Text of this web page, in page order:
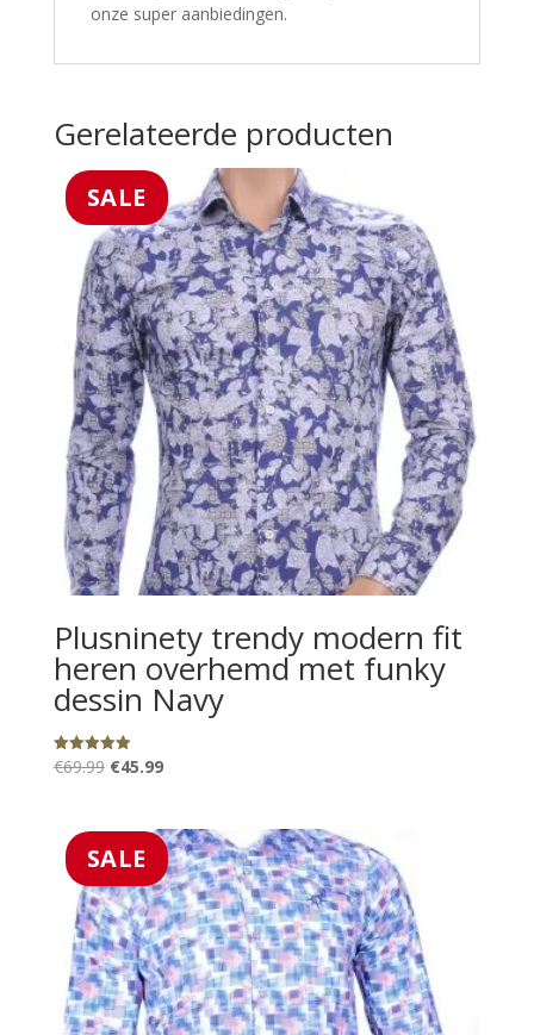
onze super aanbiedingen.
Gerelateerde producten
SALE
Plusninety trendy modern fit
heren overhemd met funky
dessin Navy
Gewaardeerd
5.00
€69.99 Oorspronkelijke
€69.99.
€45.99Huidige
€45.99.
SALE